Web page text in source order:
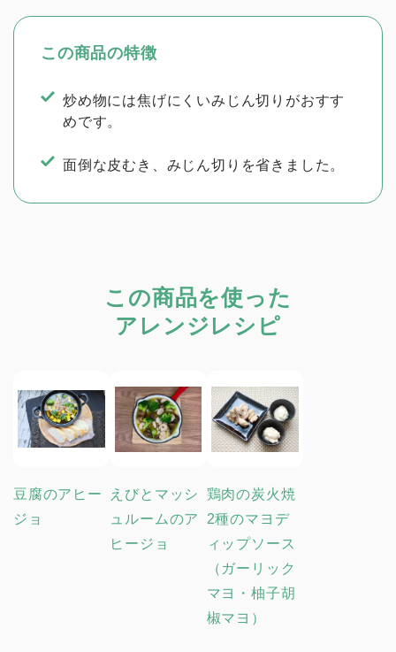
この商品の特徴
炒め物には焦げにくいみじん切りがおすす
めです。
面倒な皮むき、みじん切りを省きました。
この商品を使った
アレンジレシピ
豆腐のアヒー
ジョ
えびとマッシ
ュルームのア
ヒージョ
鶏肉の炭火焼
2種のマヨデ
ィップソース
（ガーリック
マヨ・柚子胡
椒マヨ）